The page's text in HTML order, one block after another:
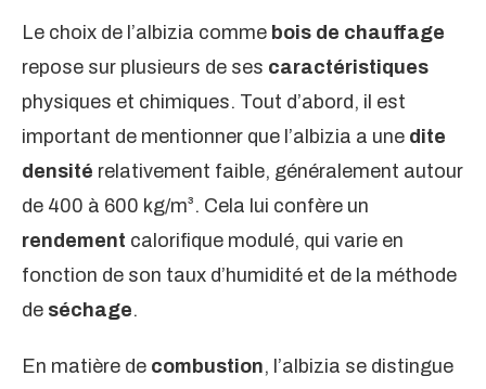
Le choix de l’albizia comme bois de chauffage
repose sur plusieurs de ses caractéristiques
physiques et chimiques. Tout d’abord, il est
important de mentionner que l’albizia a une dite
densité relativement faible, généralement autour
de 400 à 600 kg/m³. Cela lui confère un
rendement calorifique modulé, qui varie en
fonction de son taux d’humidité et de la méthode
de séchage.
En matière de combustion, l’albizia se distingue